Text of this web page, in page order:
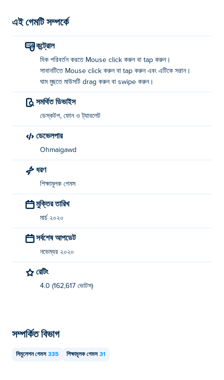
এই গেমটি সম্পর্কে
কন্ট্রোল
দিক পরিবর্তন করতে Mouse click করুন বা tap করুন।
সাবানটিতে Mouse click করুন বা tap করুন এবং এটিকে সরান।
ঘাম মুছতে মাউসটি drag করুন বা swipe করুন।
সমর্থিত ডিভাইস
ডেস্কটপ, ফোন ও ট্যাবলেট
ডেভেলপার
Ohmaigawd
ধরণ
শিক্ষামূলক গেমস
মুক্তির তারিখ
মার্চ ২০২০
সর্বশেষ আপডেট
নভেম্বর ২০২০
রেটিং
4.0 (162,617 ভোটস)
সম্পর্কিত বিভাগ
সিমুলেশন গেমস 335 শিক্ষামূলক গেমস 31